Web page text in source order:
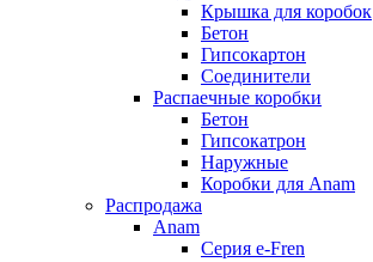
Крышка для коробок
Бетон
Гипсокартон
Соединители
Распаечные коробки
Бетон
Гипсокатрон
Наружные
Коробки для Anam
Распродажа
Anam
Серия e-Fren